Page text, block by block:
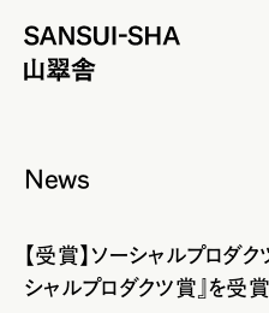
News
【受賞】ソーシャルプロダ
シャルプロダクツ賞』を受賞